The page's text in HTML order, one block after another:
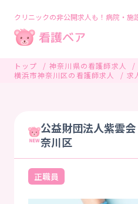
クリニックの非公開求人も！病院・施
トップ
神奈川県の看護師求人
横浜市神奈川区の看護師求人
求
公益財団法人紫雲
奈川区
正職員